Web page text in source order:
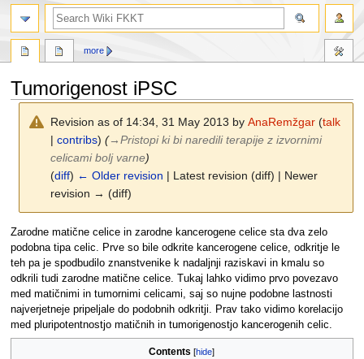
Tumorigenost iPSC
Revision as of 14:34, 31 May 2013 byAnaRemžgar (talk
|contribs) (→Pristopi ki bi naredili terapije z izvornimi
celicami bolj varne)
(diff) ← Older revision | Latest revision (diff) | Newer
revision → (diff)
Jump
to
navigation
Jump
to
search
Zarodne matične celice in zarodne kancerogene celice sta dva zelo
podobna tipa celic. Prve so bile odkrite kancerogene celice, odkritje le
teh pa je spodbudilo znanstvenike k nadaljnji raziskavi in kmalu so
odkrili tudi zarodne matične celice. Tukaj lahko vidimo prvo povezavo
med matičnimi in tumornimi celicami, saj so nujne podobne lastnosti
najverjetneje pripeljale do podobnih odkritji. Prav tako vidimo korelacijo
med pluripotentnostjo matičnih in tumorigenostjo kancerogenih celic.
Contents
more
search